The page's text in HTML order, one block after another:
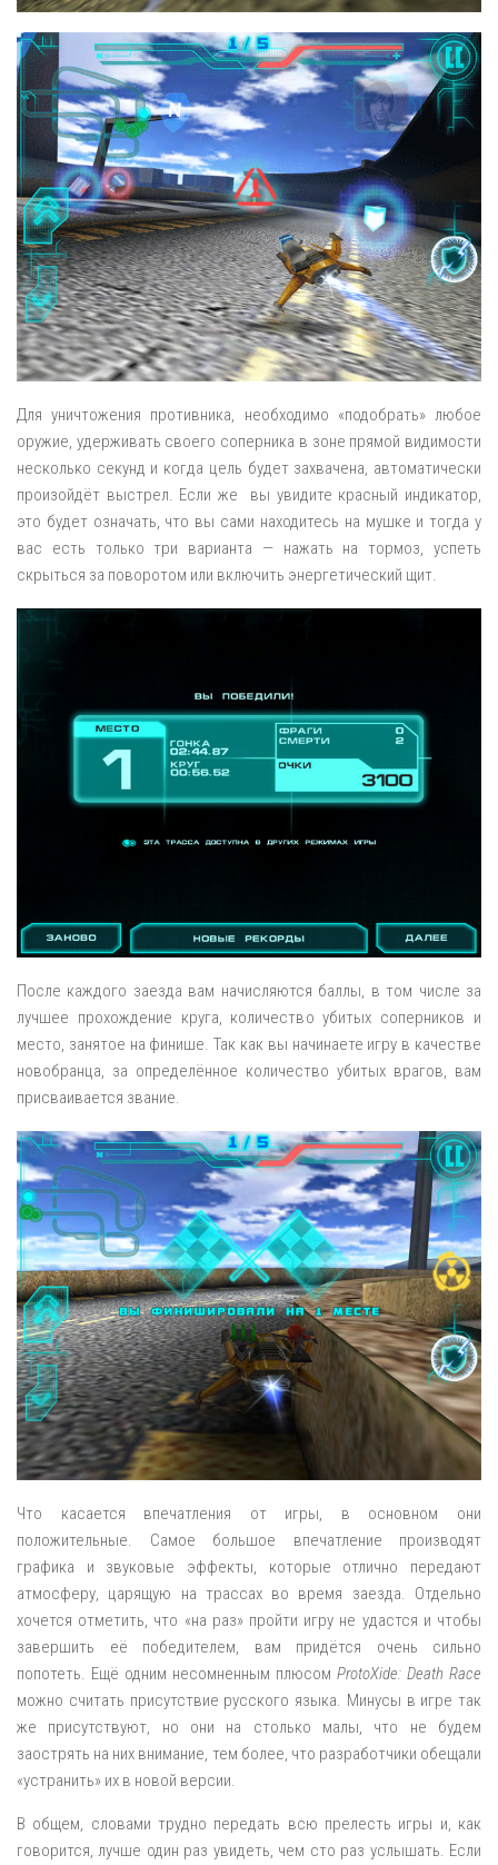
Для уничтожения противника, необходимо «подобрать» любое
оружие, удерживать своего соперника в зоне прямой видимости
несколько секунд и когда цель будет захвачена, автоматически
произойдёт выстрел. Если же вы увидите красный индикатор,
это будет означать, что вы сами находитесь на мушке и тогда у
вас есть только три варианта — нажать на тормоз, успеть
скрыться за поворотом или включить энергетический щит.
После каждого заезда вам начисляются баллы, в том числе за
лучшее прохождение круга, количество убитых соперников и
место, занятое на финише. Так как вы начинаете игру в качестве
новобранца, за определённое количество убитых врагов, вам
присваивается звание.
Что касается впечатления от игры, в основном они
положительные. Самое большое впечатление производят
графика и звуковые эффекты, которые отлично передают
атмосферу, царящую на трассах во время заезда. Отдельно
хочется отметить, что «на раз» пройти игру не удастся и чтобы
завершить её победителем, вам придётся очень сильно
попотеть. Ещё одним несомненным плюсом ProtoXide: Death Race
можно считать присутствие русского языка. Минусы в игре так
же присутствуют, но они на столько малы, что не будем
заострять на них внимание, тем более, что разработчики обещали
«устранить» их в новой версии.
В общем, словами трудно передать всю прелесть игры и, как
говорится, лучше один раз увидеть, чем сто раз услышать. Если